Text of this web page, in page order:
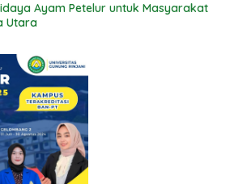
Ayam Petelur untuk Masyarakat
Utara